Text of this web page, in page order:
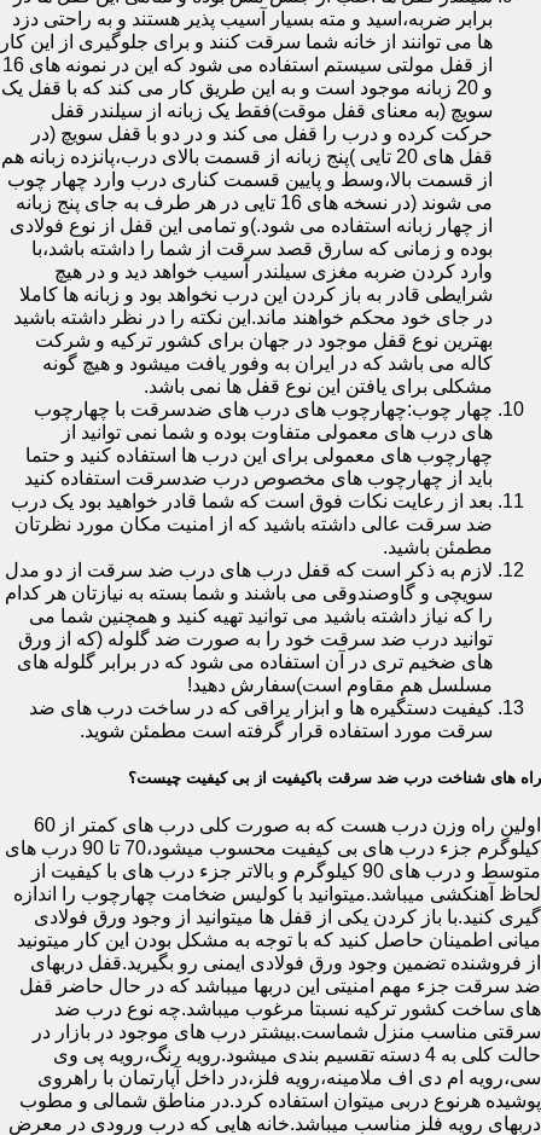
برابر ضربه،اسید و مته بسیار آسیب پذیر هستند و به راحتی دزد
ها می توانند از خانه شما سرقت کنند و برای جلوگیری از این کار
از قفل مولتی سیستم استفاده می شود که این در نمونه های 16
و 20 زبانه موجود است و به این طریق کار می کند که با قفل یک
سویچ (به معنای قفل موقت)فقط یک زبانه از سیلندر قفل
حرکت کرده و درب را قفل می کند و در دو با قفل سویچ (در
قفل های 20 تایی )پنج زبانه از قسمت بالای درب،پانزده زبانه هم
از قسمت بالا،وسط و پایین قسمت کناری درب وارد چهار چوب
می شوند (در نسخه های 16 تایی در هر طرف به جای پنج زبانه
از چهار زبانه استفاده می شود.)و تمامی این قفل از نوع فولادی
بوده و زمانی که سارق قصد سرقت از شما را داشته باشد،با
وارد کردن ضربه مغزی سیلندر آسیب خواهد دید و در هیچ
شرایطی قادر به باز کردن این درب نخواهد بود و زبانه ها کاملا
در جای خود محکم خواهند ماند.این نکته را در نظر داشته باشید
بهترین نوع قفل موجود در جهان برای کشور ترکیه و شرکت
کاله می باشد که در ایران به وفور یافت میشود و هیچ گونه
مشکلی برای یافتن این نوع قفل ها نمی باشد.
چهار چوب:چهارچوب های درب های ضدسرقت با چهارچوب
های درب های معمولی متفاوت بوده و شما نمی توانید از
چهارچوب های معمولی برای این درب ها استفاده کنید و حتما
باید از چهارچوب های مخصوص درب ضدسرقت استفاده کنید
بعد از رعایت نکات فوق است که شما قادر خواهید بود یک درب
ضد سرقت عالی داشته باشید که از امنیت مکان مورد نظرتان
مطمئن باشید.
لازم به ذکر است که قفل درب های درب ضد سرقت از دو مدل
سویچی و گاوصندوقی می باشند و شما بسته به نیازتان هر کدام
را که نیاز داشته باشید می توانید تهیه کنید و همچنین شما می
توانید درب ضد سرقت خود را به صورت ضد گلوله (که از ورق
های ضخیم تری در آن استفاده می شود که در برابر گلوله های
مسلسل هم مقاوم است)سفارش دهید!
کیفیت دستگیره ها و ابزار یراقی که در ساخت درب های ضد
سرقت مورد استفاده قرار گرفته است مطمئن شوید.
راه های شناخت درب ضد سرقت باکیفیت از بی کیفیت چیست؟
اولین راه وزن درب هست که به صورت کلی درب های کمتر از 60
کیلوگرم جزء درب های بی کیفیت محسوب میشود،70 تا 90 درب های
متوسط و درب های 90 کیلوگرم و بالاتر جزء درب های با کیفیت از
لحاظ آهنکشی میباشد.میتوانید با کولیس ضخامت چهارچوب را اندازه
گیری کنید.با باز کردن یکی از قفل ها میتوانید از وجود ورق فولادی
میانی اطمینان حاصل کنید که با توجه به مشکل بودن این کار میتونید
از فروشنده تضمین وجود ورق فولادی ایمنی رو بگیرید.قفل دربهای
ضد سرقت جزء مهم امنیتی این دربها میباشد که در حال حاضر قفل
های ساخت کشور ترکیه نسبتا مرغوب میباشد.چه نوع درب ضد
سرقتی مناسب منزل شماست.بیشتر درب های موجود در بازار در
حالت کلی به 4 دسته تقسیم بندی میشود.رویه رنگ،رویه پی وی
سی،رویه ام دی اف ملامینه،رویه فلز،در داخل آپارتمان با راهروی
پوشیده هرنوع دربی میتوان استفاده کرد.در مناطق شمالی و مطوب
دربهای رویه فلز مناسب میباشد.خانه هایی که درب ورودی در معرض